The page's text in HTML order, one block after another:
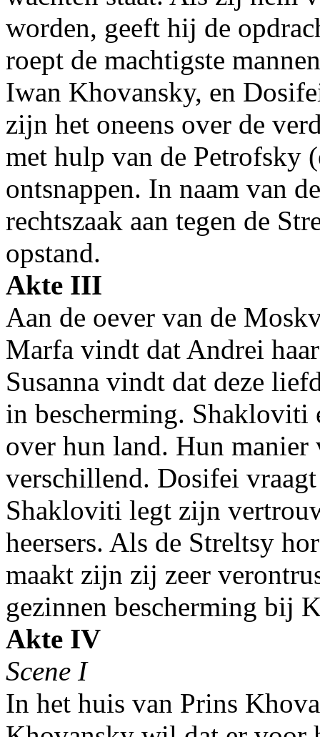
worden, geeft hij de
roept de machtigste
Iwan Khovansky, en
zijn het oneens over de
met hulp van de Petrofsky
ontsnappen. In naam van
rechtszaak aan tegen de
opstand.
Akte III
Aan de oever van de
Marfa vindt dat Andrei
Susanna vindt dat deze
in bescherming. Shakloviti
over hun land. Hun manier
verschillend. Dosifei
Shakloviti legt zijn
heersers. Als de Streltsy
maakt zijn zij zeer
gezinnen bescherming bij
Akte IV
Scene I
In het huis van Prins